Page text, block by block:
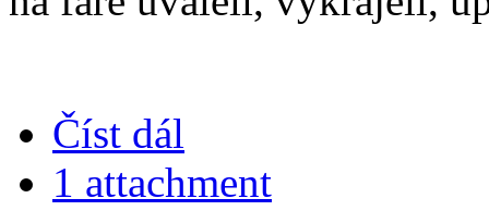
Číst dál
1 attachment